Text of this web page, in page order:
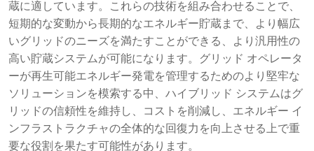
蔵に適しています。これらの技術を組み合わせることで、
短期的な変動から長期的なエネルギー貯蔵まで、より幅広
いグリッドのニーズを満たすことができる、より汎用性の
高い貯蔵システムが可能になります。グリッド オペレータ
ーが再生可能エネルギー発電を管理するためのより堅牢な
ソリューションを模索する中、ハイブリッド システムはグ
リッドの信頼性を維持し、コストを削減し、エネルギー イ
ンフラストラクチャの全体的な回復力を向上させる上で重
要な役割を果たす可能性があります。